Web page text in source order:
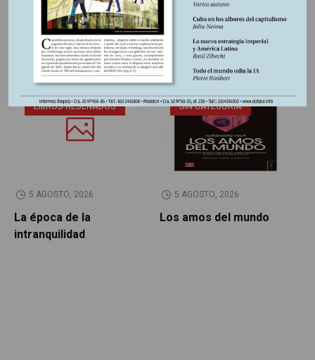
Otros Artículos
LIBROS RESEÑADOS
5 AGOSTO, 2026
La época de la
intranquilidad
SIN CATEGORÍA
5 AGOSTO, 2026
Los amos del mundo